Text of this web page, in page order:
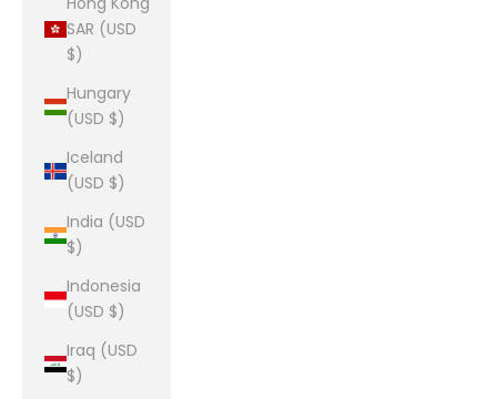
SAR (USD
$)
Hungary
(USD $)
Iceland
(USD $)
India (USD
$)
Indonesia
(USD $)
Iraq (USD
$)